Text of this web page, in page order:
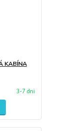
KABÍNA
3-7 dni